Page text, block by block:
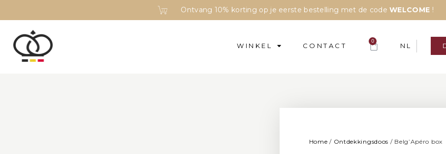
Ontvang 10% korting op je eerste bestelling met de codeWELCOME !
WINKEL CONTACT
0
NL
Home / Ontdekkingsdoos / Belg’Apéro box